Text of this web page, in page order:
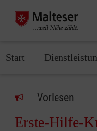
Start
Vorlesen
Erste-Hilfe-